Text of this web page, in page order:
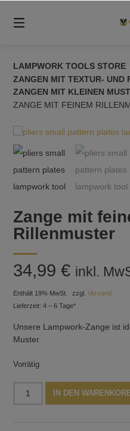
zum
Inhalt
LAMPWORK TOOLS STORE
ZANGEN MIT TEXTUR- UND
ZANGEN MIT KLEINEN
ZANGE MIT FEINEM
Zange mit
Rillenmuster
34,99€ inkl.
Enthält 19% MwSt. zzgl.Versand
Lieferzeit: 4 – 6 Tage*
Unsere Lampwork-Zange ist
Muster.
Vorrätig
IN DEN